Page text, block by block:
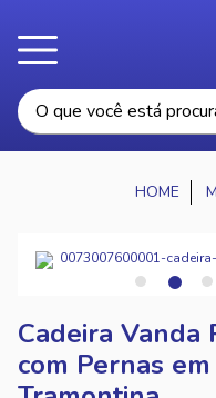
Cadeira
com Pernas